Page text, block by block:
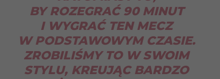
BY ROZEGRAĆ 90 MINUT
I WYGRAĆ TEN MECZ
W PODSTAWOWYM CZASIE.
ZROBILIŚMY TO W SWOIM
STYLU, KREUJĄC BARDZO